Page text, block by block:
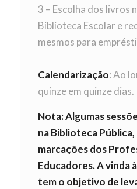
3 – Escolha dos livros
Biblioteca Escolar e
mesmos para
Calendarização: Ao
quinze em quinze dias.
Nota: Algumas
na Biblioteca
marcações dos
Educadores. A vinda
tem o objetivo de